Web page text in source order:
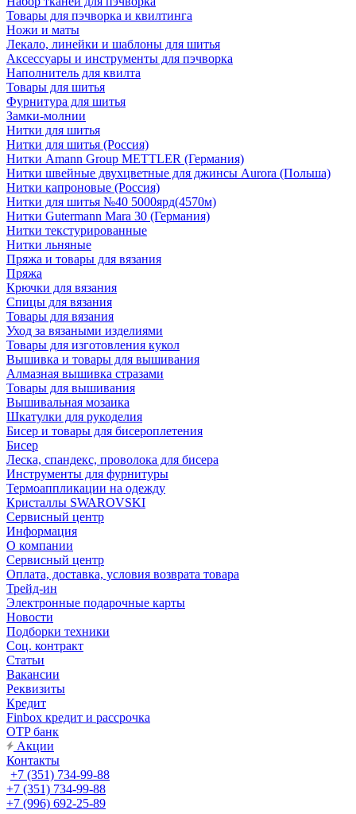
Товары для пэчворка и квилтинга
Ножи и маты
Лекало, линейки и шаблоны для шитья
Аксессуары и инструменты для пэчворка
Наполнитель для квилта
Товары для шитья
Фурнитура для шитья
Замки-молнии
Нитки для шитья
Нитки для шитья (Россия)
Нитки Amann Group METTLER (Германия)
Нитки швейные двухцветные для джинсы Aurora (Польша)
Нитки капроновые (Россия)
Нитки для шитья №40 5000ярд(4570м)
Нитки Gutermann Mara 30 (Германия)
Нитки текстурированные
Нитки льняные
Пряжа и товары для вязания
Пряжа
Крючки для вязания
Спицы для вязания
Товары для вязания
Уход за вязаными изделиями
Товары для изготовления кукол
Вышивка и товары для вышивания
Алмазная вышивка стразами
Товары для вышивания
Вышивальная мозаика
Шкатулки для рукоделия
Бисер и товары для бисероплетения
Бисер
Леска, спандекс, проволока для бисера
Инструменты для фурнитуры
Термоаппликации на одежду
Кристаллы SWAROVSKI
Сервисный центр
Информация
О компании
Сервисный центр
Оплата, доставка, условия возврата товара
Трейд-ин
Электронные подарочные карты
Новости
Подборки техники
Соц. контракт
Статьи
Вакансии
Реквизиты
Кредит
Finbox кредит и рассрочка
OTP банк
Акции
Контакты
+7 (351) 734-99-88
+7 (351) 734-99-88
+7 (996) 692-25-89